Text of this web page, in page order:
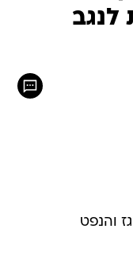
לנגב
והנפט